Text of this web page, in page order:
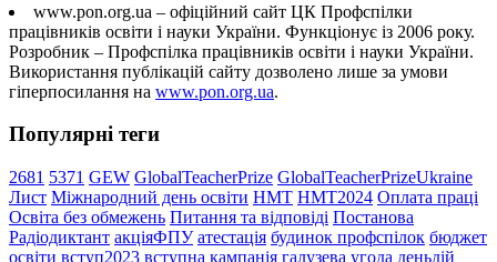
www.pon.org.ua – офіційний сайт ЦК Профспілки
працівників освіти і науки України. Функціонує із 2006 року.
Розробник – Профспілка працівників освіти і науки України.
Використання публікацій сайту дозволено лише за умови
гіперпосилання на www.pon.org.ua.
Популярні теги
2681 5371 GEW GlobalTeacherPrize GlobalTeacherPrizeUkraine
Лист Міжнародний день освіти НМТ НМТ2024 Оплата праці
Освіта без обмежень Питання та відповіді Постанова
Радіодиктант акціяФПУ атестація будинок профспілок бюджет
освіти вступ2023 вступна кампанія галузева угода деньдій